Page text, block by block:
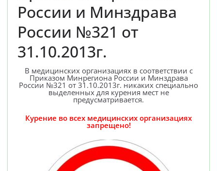
России и Минздрава
России №321 от
31.10.2013г.
В медицинских организациях в соответствии с
Приказом Минрегиона России и Минздрава
России №321 от 31.10.2013г. никаких специально
выделенных для курения мест не
предусматривается.
Курение во всех медицинских организациях
запрещено!